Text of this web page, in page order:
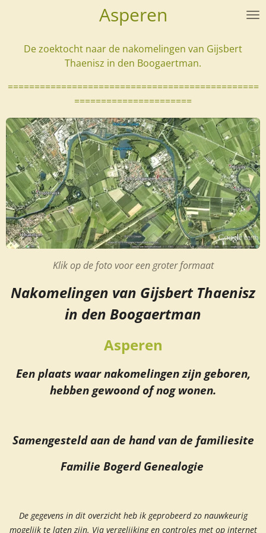
Asperen
De zoektocht naar de nakomelingen van Gijsbert
Thaenisz in den Boogaertman.
===============================================
======================
Klik op de foto voor een groter formaat
Nakomelingen van Gijsbert Thaenisz
in den Boogaertman
Asperen
Een plaats waar nakomelingen zijn geboren,
hebben gewoond of nog wonen.
Samengesteld aan de hand van de familiesite
Familie Bogerd Genealogie
De gegevens in dit overzicht heb ik geprobeerd zo nauwkeurig
mogelijk te laten zijn. Via vergelijking en controles met op internet